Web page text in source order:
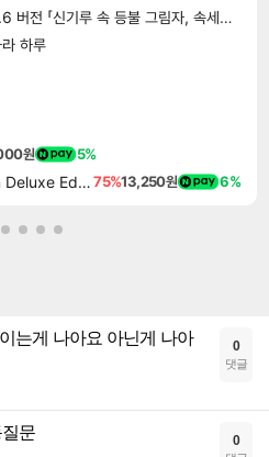
그림자, 속세에 깃든 검의 결심」이 8월 20일에 업데이트됩니다!
하루
원 5%
스콘 디럭스 에디션 Scorn Deluxe Edition75%13,250원 6%
는게 나아요 아닌게 나아
0
댓글
문 0